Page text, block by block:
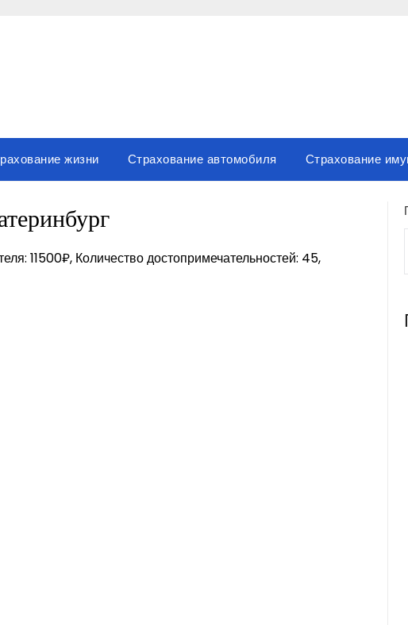
жизни Страхование автомобиля Страхование
11500₽, Количество достопримечательностей: 45,